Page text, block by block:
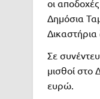
οι
Δημόσια
Σε
μισθοί στο
ευρώ.